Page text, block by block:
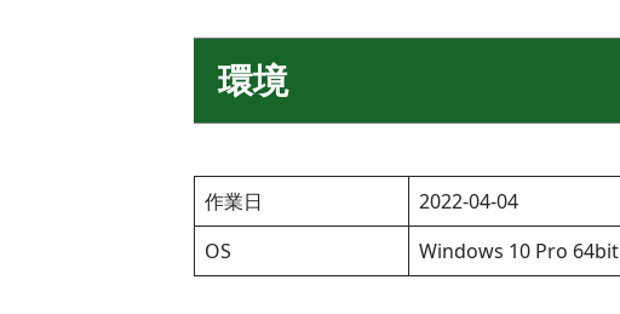
環境
作業日
2022-04-04
OS
Windows 10 Pro 64bit